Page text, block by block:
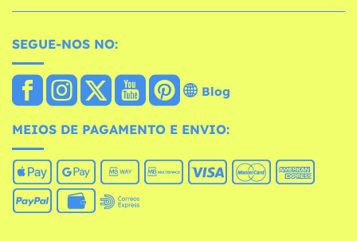
SEGUE-NOS NO:
Blog
MEIOS DE PAGAMENTO E ENVIO: